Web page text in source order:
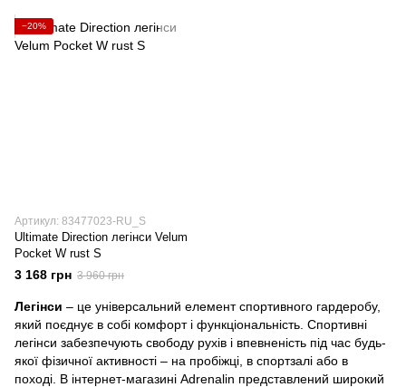
−20%
Артикул: 83477023-RU_S
Ultimate Direction легінси Velum
Pocket W rust S
3 168 грн 3 960 грн
Легінси – це універсальний елемент спортивного гардеробу,
який поєднує в собі комфорт і функціональність. Спортивні
легінси забезпечують свободу рухів і впевненість під час будь-
якої фізичної активності – на пробіжці, в спортзалі або в
поході. В інтернет-магазині Adrenalin представлений широкий